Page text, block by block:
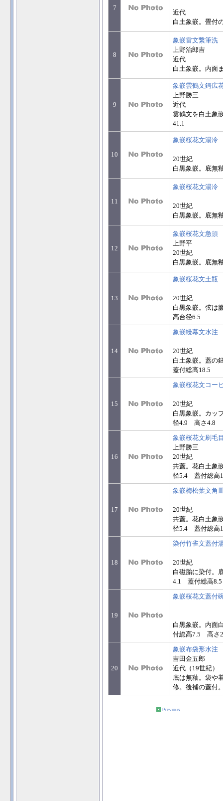
7
近代
白土象嵌。畳
8
象嵌雷文繋筆洗
上野治郎吉
近代
白土象嵌。内
9
象嵌雲鶴文鍔広
上野勝三
近代
雲鶴文を白土
41.1
10
象嵌桜花文湯冷
20世紀
白黒象嵌。底
11
象嵌桜花文湯冷
20世紀
白黒象嵌。底
12
象嵌桜花文急須
上野平
20世紀
白黒象嵌。底
13
象嵌桜花文土瓶
20世紀
白黒象嵌。弦
高台径6.5
14
象嵌幔幕文水注
20世紀
白土象嵌。蓋
蓋付総高18.5
15
象嵌桜花文コー
20世紀
白黒象嵌。カ
径4.9 高さ4.8
16
象嵌桜花文刷毛
上野勝三
20世紀
共蓋。花白土
径5.4 蓋付総高
17
象嵌梅松葉文角
20世紀
共蓋。花白土
径5.4 蓋付総高
18
染付竹雀文蓋付
20世紀
白磁胎に染付
4.1 蓋付総高8.5
19
象嵌桜花文蓋付
白黒象嵌。内
付総高7.5 高さ
20
象嵌布袋形水注
吉田金五郎
近代（19世紀）
底は無釉。袋や
修。後補の蓋付
Previous